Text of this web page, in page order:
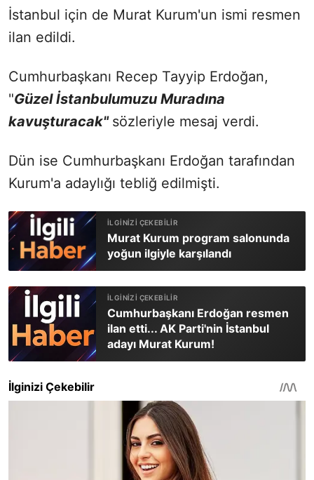
İstanbul için de Murat Kurum'un ismi resmen
ilan edildi.
Cumhurbaşkanı Recep Tayyip Erdoğan,
"Güzel İstanbulumuzu Muradına
kavuşturacak" sözleriyle mesaj verdi.
Dün ise Cumhurbaşkanı Erdoğan tarafından
Kurum'a adaylığı tebliğ edilmişti.
Murat Kurum program salonunda
yoğun ilgiyle karşılandı
Cumhurbaşkanı Erdoğan resmen
ilan etti... AK Parti'nin İstanbul
adayı Murat Kurum!